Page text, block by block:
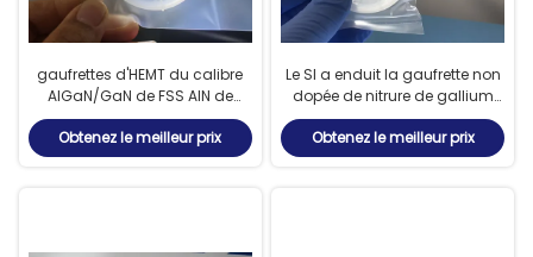
gaufrettes d'HEMT du calibre
AlGaN/GaN de FSS AlN de
4inch Dia100mm GaN
Template NPSS
Obtenez le meilleur prix
Le SI a enduit la gaufrette non
dopée de nitrure de gallium
de dispositif de laser
Obtenez le meilleur prix